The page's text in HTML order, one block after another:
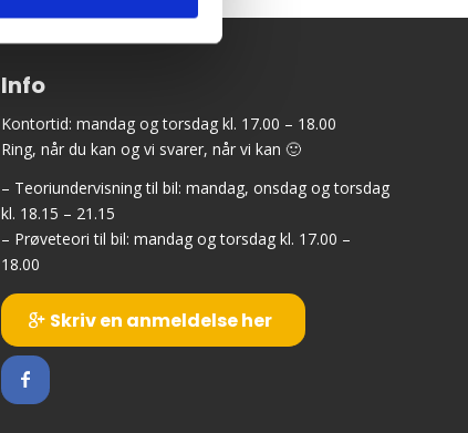
Info
Kontortid: mandag og torsdag kl. 17.00 – 18.00
Ring, når du kan og vi svarer, når vi kan 🙂
– Teoriundervisning til bil: mandag, onsdag og torsdag
kl. 18.15 – 21.15
– Prøveteori til bil: mandag og torsdag kl. 17.00 –
18.00
Skriv en anmeldelse her